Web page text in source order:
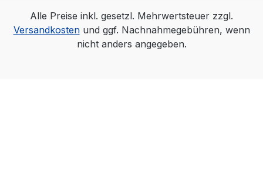
Alle Preise inkl. gesetzl. Mehrwertsteuer zzgl.
Versandkostenund ggf. Nachnahmegebühren, wenn
nicht anders angegeben.